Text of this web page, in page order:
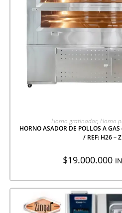
AGREGAR A
Horno gratinador, Horno
HORNO ASADOR DE POLLOS A
/ REF: H26 –
$19.000.000